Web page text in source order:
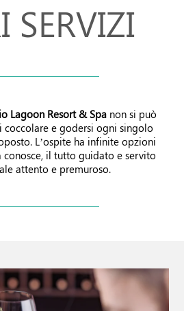
Offerte
SERVIZI
Lagoon Resort & Spanon si può
coccolare e godersi ogni singolo
L’ospite ha infinite opzioni
il tutto guidato e servito
attento e premuroso.